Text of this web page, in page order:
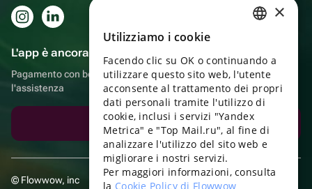
L'app è ancora più comoda!
Pagamento con bonus, autoconsegna, comoda chat con
l'assistenza
Scarica l'app
© Flowwow, inc
ENGLISH
UKRAINIAN
PORTUGUESE
SPANISH
×
Utilizziamo i cookie
Facendo clic su OK o continuando a
utilizzare questo sito web, l'utente
acconsente al trattamento dei propri
dati personali tramite l'utilizzo di
cookie, inclusi i servizi "Yandex
Metrica" e "Top Mail.ru", al fine di
analizzare l'utilizzo del sito web e
migliorare i nostri servizi.
Per maggiori informazioni, consulta
la Cookie Policy di Flowwow